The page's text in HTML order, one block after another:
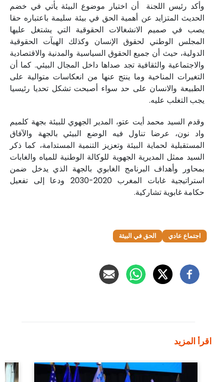
وأكد رئيس اللجنة أن اختيار موضوع البيئة يأتي في خضم
الحديث المتزايد عن أهمية الحق في بيئة سليمة باعتباره حقا
يصب في صميم الانشغالات الحقوقية التي يشتغل عليها
المجلس الوطني لحقوق الإنسان وكذلك الهيآت الحقوقية
الدولية، حيث أن جميع الحقوق السياسية والمدنية والاقتصادية
والاجتماعية والثقافية تجد صداها داخل المجال البيئي. كما أن
التغيرات المناخية وما ينتج عنها من انعكاسات متوالية على
الطبيعة والانسان على حد سواء أصبحت تشكل تحديا رئيسيا
يجب التغلب عليه.
وقدم السيد محمد أيت عتو، المدير الجهوي للبيئة بجهة كلميم
واد نون، عرضا تناول فيه الوضع البيئي بالجهة والآفاق
المستقبلية لحماية البيئة وتعزيز التنمية المستدامة، كما ذكر
السيد ممثل المديرية الجهوية للوكالة الوطنية للمياه والغابات
بمحاور وأهداف البرنامج الغابوي بالجهة الذي يدخل ضمن
استراتيجية غابات المغرب 2020-2030 ودعا إلى تفعيل
حكامة غابوية تشاركية.
اجتماع عادي الحق في البيئة
اقرأ المزيد